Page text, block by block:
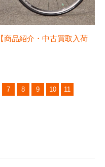
商品紹介・中古買取入荷
7 8 9 10
11